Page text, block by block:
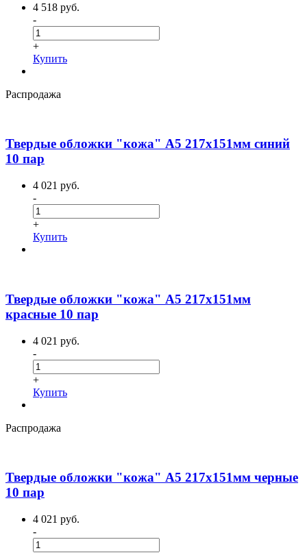
4 518 руб.
-
+
Купить
Распродажа
Твердые обложки "кожа" А5 217х151мм синий
10 пар
4 021 руб.
-
+
Купить
Твердые обложки "кожа" А5 217х151мм
красные 10 пар
4 021 руб.
-
+
Купить
Распродажа
Твердые обложки "кожа" А5 217х151мм черные
10 пар
4 021 руб.
-